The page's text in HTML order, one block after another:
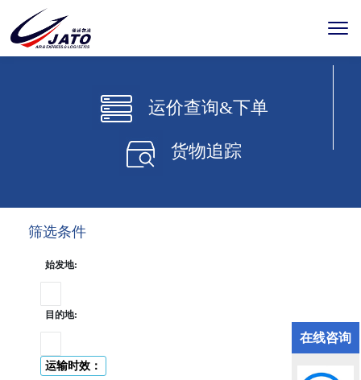
运价查询&下单
货物追踪
筛选条件
始发地:
目的地:
运输时效：
在线咨询